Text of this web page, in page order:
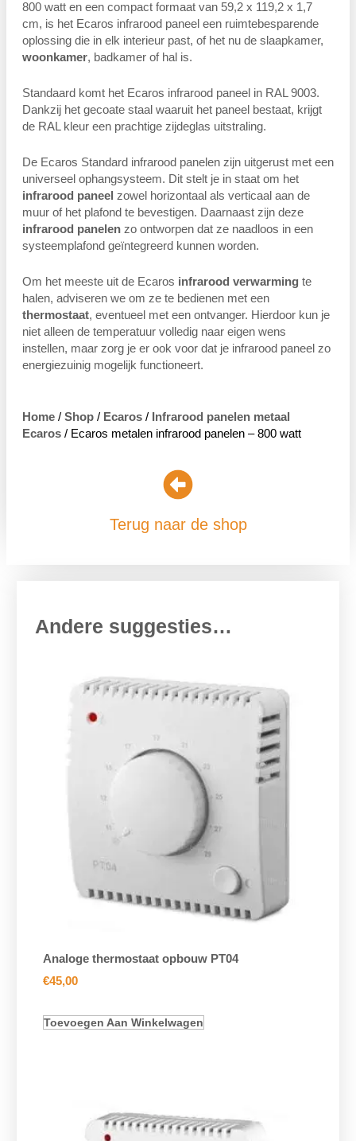
800 watt en een compact formaat van 59,2 x 119,2 x 1,7
cm, is het Ecaros infrarood paneel een ruimtebesparende
oplossing die in elk interieur past, of het nu de slaapkamer,
woonkamer, badkamer of hal is.
Standaard komt het Ecaros infrarood paneel in RAL 9003.
Dankzij het gecoate staal waaruit het paneel bestaat, krijgt
de RAL kleur een prachtige zijdeglas uitstraling.
De Ecaros Standard infrarood panelen zijn uitgerust met een
universeel ophangsysteem. Dit stelt je in staat om het
infrarood paneel zowel horizontaal als verticaal aan de
muur of het plafond te bevestigen. Daarnaast zijn deze
infrarood panelen zo ontworpen dat ze naadloos in een
systeemplafond geïntegreerd kunnen worden.
Om het meeste uit de Ecaros infrarood verwarming te
halen, adviseren we om ze te bedienen met een
thermostaat, eventueel met een ontvanger. Hierdoor kun je
niet alleen de temperatuur volledig naar eigen wens
instellen, maar zorg je er ook voor dat je infrarood paneel zo
energiezuinig mogelijk functioneert.
Home / Shop / Ecaros / Infrarood panelen metaal
Ecaros / Ecaros metalen infrarood panelen – 800 watt
Terug naar de shop
Andere suggesties…
Analoge thermostaat opbouw PT04
€45,00
Toevoegen Aan Winkelwagen